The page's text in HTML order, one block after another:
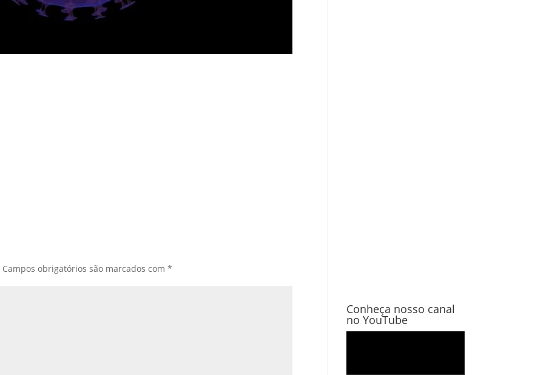
Campos obrigatórios são marcados com*
Conheça nosso canal
no YouTube